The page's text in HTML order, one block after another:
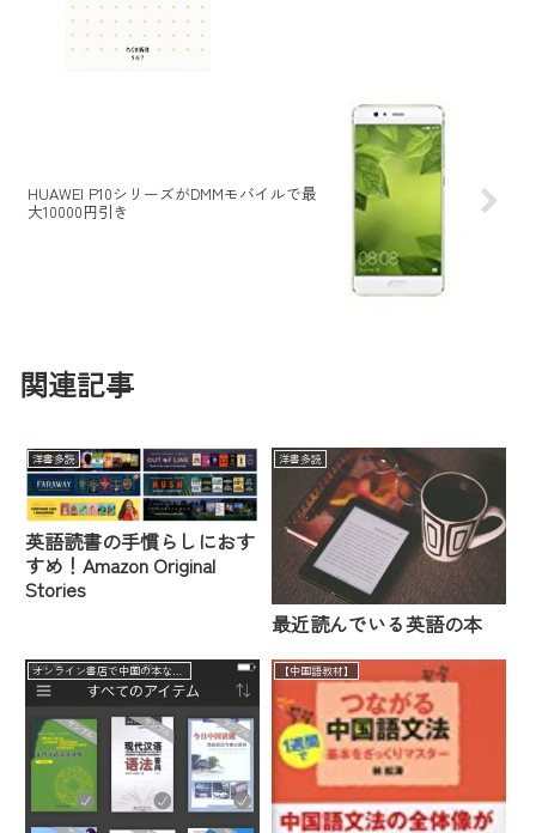
HUAWEI P10シリーズがDMMモバイルで最
大10000円引き
関連記事
洋書多読
英語読書の手慣らしにおす
すめ！Amazon Original
Stories
洋書多読
最近読んでいる英語の本
オンライン書店で中国の本などを買う 【中国語教材】